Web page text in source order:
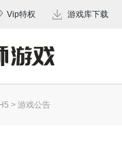
Vip特权 游戏库下载
> 游戏公告